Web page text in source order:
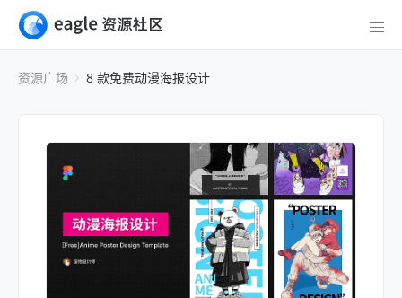
资源广场 8 款免费动漫海报设计